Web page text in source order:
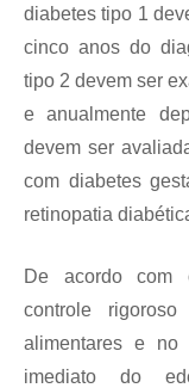
diabetes tipo 1
cinco anos do
tipo 2 devem ser
e anualmente
devem ser
com diabetes
retinopatia
De acordo com
controle
alimentares e no
imediato do